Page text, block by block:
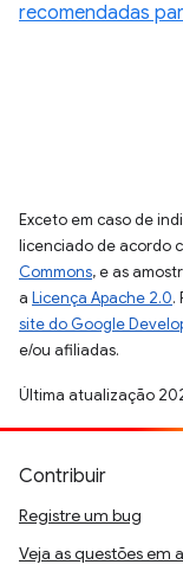
recomendadas
Exceto em caso de
licenciado de acordo
Commons, e as
a Licença Apache 2.0.
site do Google
e/ou afiliadas.
Última atualização
Contribuir
Registre um bug
Veja as questões em